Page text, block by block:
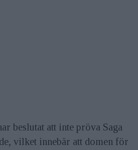
beslutat att inte pröva Saga
vilket innebär att domen för